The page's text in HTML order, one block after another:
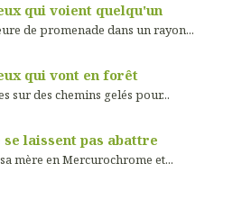
qui voient quelqu'un
de promenade dans un rayon...
qui vont en forêt
sur des chemins gelés pour...
se laissent pas abattre
mère en Mercurochrome et...